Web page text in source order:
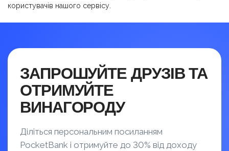
користувачів нашого сервісу.
ЗАПРОШУЙТЕ ДРУЗІВ ТА
ОТРИМУЙТЕ
ВИНАГОРОДУ
Діліться персональним посиланням
PocketBank і отримуйте до 30% від доходу